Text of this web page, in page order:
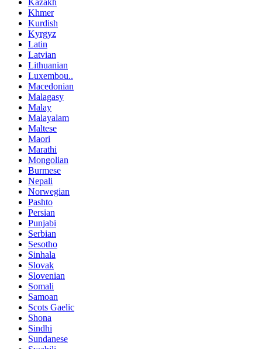
Kazakh
Khmer
Kurdish
Kyrgyz
Latin
Latvian
Lithuanian
Luxembou..
Macedonian
Malagasy
Malay
Malayalam
Maltese
Maori
Marathi
Mongolian
Burmese
Nepali
Norwegian
Pashto
Persian
Punjabi
Serbian
Sesotho
Sinhala
Slovak
Slovenian
Somali
Samoan
Scots Gaelic
Shona
Sindhi
Sundanese